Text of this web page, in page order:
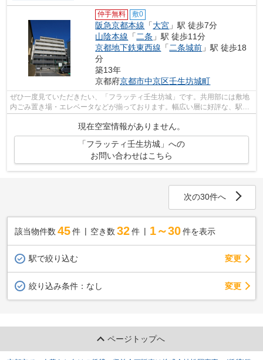
仲手無料 敷0
阪急京都本線 「大宮 」駅 徒歩7分
山陰本線 「二条 」駅 徒歩11分
京都地下鉄東西線 「二条城前 」駅 徒歩18
分
築13年
京都府京都市中京区壬生坊城町
ぜひ一度見ていただきたい、「フラッティ壬生坊城」です。共用部には敷地
内ごみ置き場・エレベータなどが揃っております。幅広い層に好評な、駅か
現在空室情報がありません。
「フラッティ壬生坊城」への
お問い合わせはこちら
次の30件へ
該当物件数 45件 空き数 32 件 1～30 件を表示
駅で絞り込む 変更
絞り込み条件： なし 変更
ページトップへ